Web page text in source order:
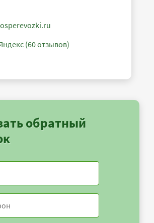
(60 отзывов)
обратный